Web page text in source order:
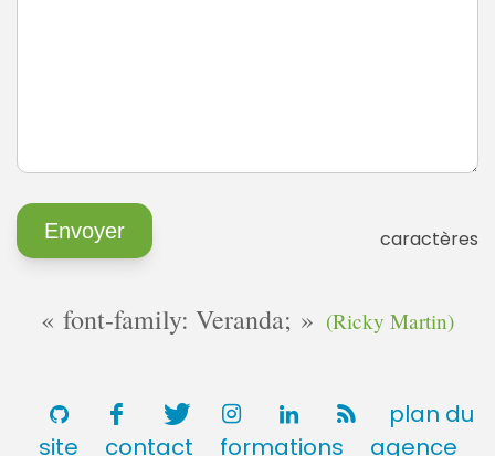
caractères
font-family: Veranda; (Ricky Martin)
plan du
site
contact formations agence